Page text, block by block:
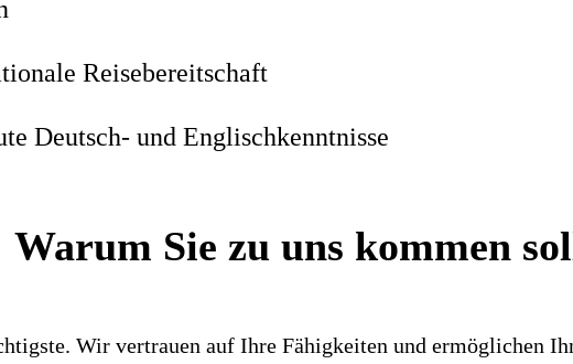
Reisebereitschaft
Deutsch- und Englischkenntnisse
Warum Sie zu uns kommen
Wir ver­trauen auf Ihre Fähig­keiten und ermög­lichen